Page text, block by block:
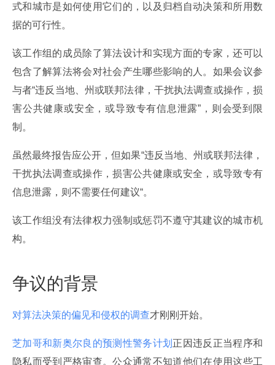
式和城市是如何使用它们的，以及归档自动决策和所用数
据的可行性。
该工作组的成员除了算法设计和实现方面的专家，还可以
包含了解算法将会对社会产生哪些影响的人。如果会议参
与者“违反当地、州或联邦法律，干扰执法调查或操作，损
害公共健康或安全，或导致专有信息泄露”，则会受到限
制。
虽然最终报告应公开，但如果“违反当地、州或联邦法律，
干扰执法调查或操作，损害公共健康或安全，或导致专有
信息泄露，则不需要任何建议“。
该工作组没有法律权力强制或惩罚不遵守其建议的城市机
构。
争议的背景
对算法决策的偏见和侵权的调查才刚刚开始。
芝加哥和新奥尔良的预测性警务计划 正因违反正当程序和
隐私而受到严格审查。公众通常不知道他们在使用这些工